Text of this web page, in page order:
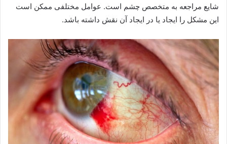
شایع مراجعه به متخصص چشم است. عوامل مختلفی ممکن است
این مشکل را ایجاد یا در ایجاد آن نقش داشته باشد.